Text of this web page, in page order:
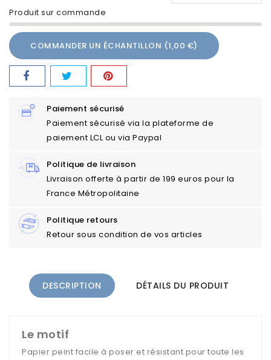
Produit sur commande
COMMANDER UN ÉCHANTILLON (1,00 €)
Paiement sécurisé
Paiement sécurisé via la plateforme de
paiement LCL ou via Paypal
Politique de livraison
Livraison offerte à partir de 199 euros pour la
France Métropolitaine
Politique retours
Retour sous condition de vos articles
DESCRIPTION DÉTAILS DU PRODUIT
Le motif
Papier peint facile à poser et résistant pour toute les